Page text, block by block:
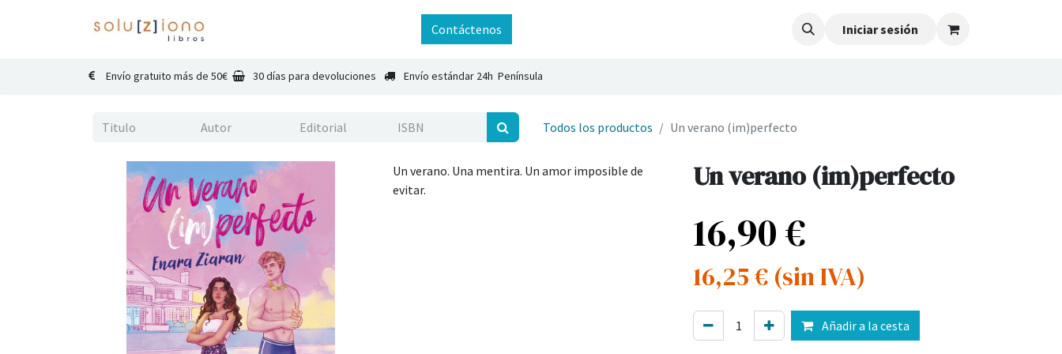
Contáctenos Iniciar sesión
Envío gratuito más de 50€ 30 días para devoluciones Envío estándar 24h Península
Todos los productos Un verano (im)perfecto
Un verano. Una mentira. Un amor imposible de
evitar.
Un verano (im)perfecto
16,90€
16,25€ (sin IVA)
Añadir a la cesta